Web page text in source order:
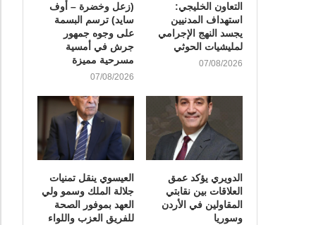
التعاون الخليجي:
استهداف المدنيين
يجسد النهج الإجرامي
لمليشيات الحوثي
07/08/2026
(زعل وخضرة – أوف
سايد) ترسم البسمة
على وجوه جمهور
جرش في أمسية
مسرحية مميزة
07/08/2026
الدويري يؤكد عمق
العلاقات بين نقابتي
المقاولين في الأردن
وسوريا
العيسوي ينقل تمنيات
جلالة الملك وسمو ولي
العهد بموفور الصحة
للفريق العزب واللواء